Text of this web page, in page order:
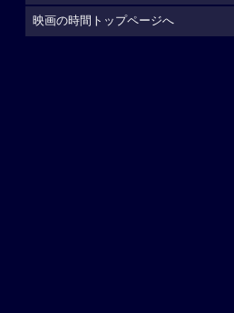
映画の時間トップページへ